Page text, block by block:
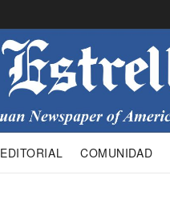
EDITORIAL COMUNIDAD